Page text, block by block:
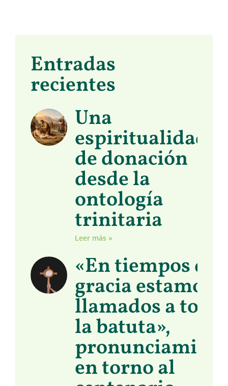
Entradas
recientes
Una
espiritualidad
de donación
desde la
ontología
trinitaria
Leer más »
«En tiempos de
gracia estamos
llamados a
la batuta»,
en torno al